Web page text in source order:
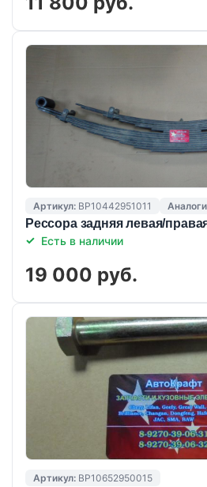
Артикул: BP10442951011
Рессора задняя левая/
Есть в наличии
19 000 руб.
Артикул: BP10652950015